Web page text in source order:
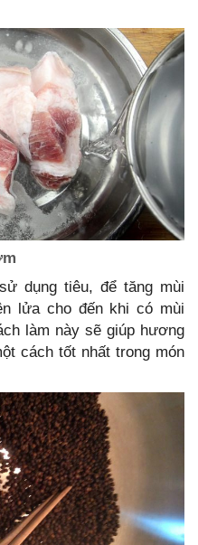
dụng tiêu, để tăng mùi
lửa cho đến khi có mùi
làm này sẽ giúp hương
cách tốt nhất trong món